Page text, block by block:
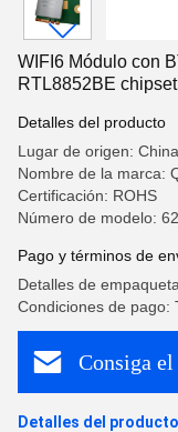
WIFI6 Módulo con
RTL8852BE
Detalles del producto
Lugar de origen: China
Nombre de la marca:
Certificación: ROHS
Número de modelo:
Pago y términos de
Detalles de
Condiciones de pago:
Consiga
Detalles del producto